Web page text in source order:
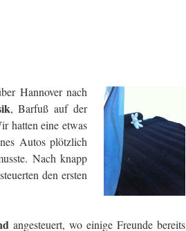
Hannover nach
, Barfuß auf der
hatten eine etwas
Autos plötzlich
Nach knapp
den ersten
angesteuert, wo einige Freunde bereits